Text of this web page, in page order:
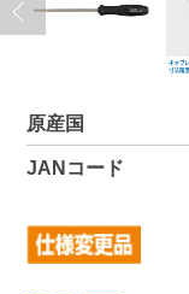
原産国
JANコード